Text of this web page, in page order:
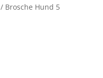
/ Brosche Hund 5